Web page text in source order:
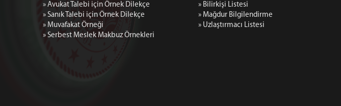
» Avukat Talebi için Örnek Dilekçe
» Sanık Talebi için Örnek Dilekçe
» Muvafakat Örneği
» Serbest Meslek Makbuz Örnekleri
» Bilirkişi Listesi
» Mağdur Bilgilendirme
» Uzlaştırmacı Listesi